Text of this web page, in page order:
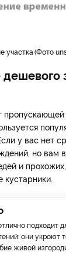
участка Фото
дешевого
у вас нет
но вам
и
подходит
они укроют
живой